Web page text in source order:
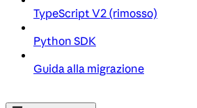
TypeScript V2 (rimosso)
Python SDK
Guida alla migrazione